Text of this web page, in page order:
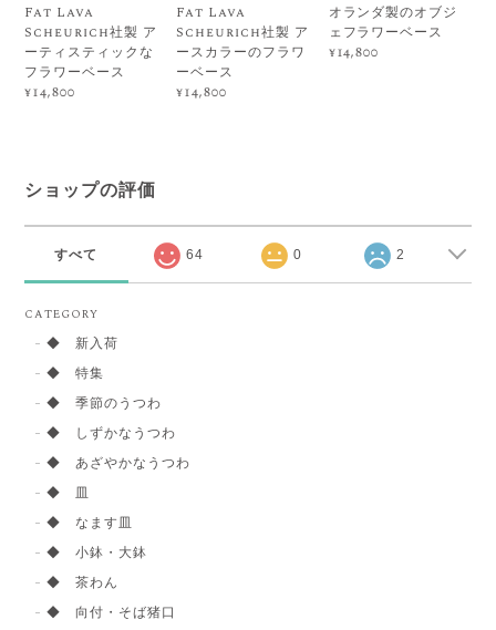
Fat Lava
Scheurich社製 ア
ーティスティックな
フラワーベース
¥14,800
Fat Lava
Scheurich社製 ア
ースカラーのフラワ
ーベース
¥14,800
オランダ製のオブジ
ェフラワーベース
¥14,800
ショップの評価
すべて 64 0 2
CATEGORY
◆ 新入荷
◆ 特集
◆ 季節のうつわ
◆ しずかなうつわ
◆ あざやかなうつわ
◆ 皿
◆ なます皿
◆ 小鉢・大鉢
◆ 茶わん
◆ 向付・そば猪口